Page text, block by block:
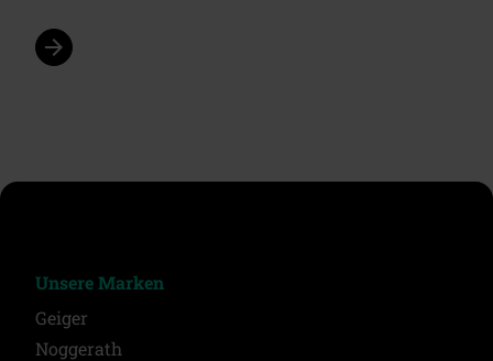
arrow_forward
Unsere Marken
Geiger
Noggerath